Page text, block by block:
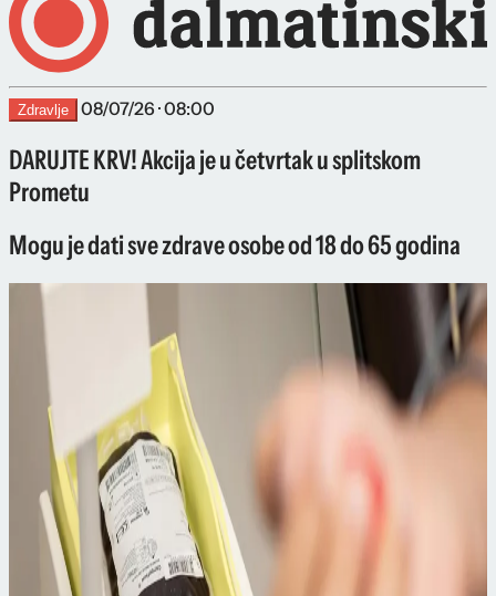
Zdravlje 08/07/26 · 08:00
DARUJTE KRV! Akcija je u četvrtak u splitskom
Prometu
Mogu je dati sve zdrave osobe od 18 do 65 godina